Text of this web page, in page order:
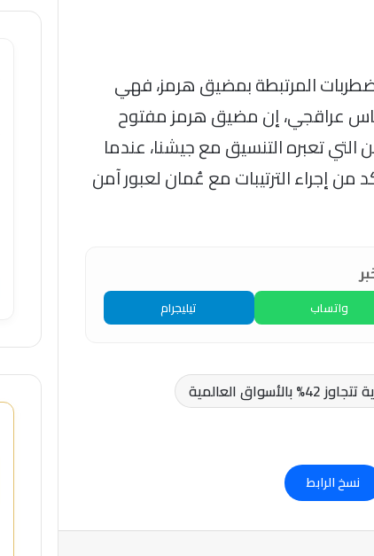
المرتبطة بمضيق هرمز، فهي
عباس عراقجي، إن مضيق هرمز مفتوح
التي تعبره التنسيق مع جيشنا، عندما
إجراء الترتيبات مع عُمان لعبور آمن
واتساب تيليجرام
العالمية
نسخ الرابط